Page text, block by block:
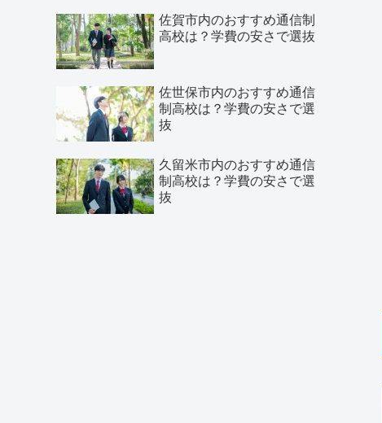
佐賀市内のおすすめ通信制
高校は？学費の安さで選抜
佐世保市内のおすすめ通信
制高校は？学費の安さで選
抜
久留米市内のおすすめ通信
制高校は？学費の安さで選
抜